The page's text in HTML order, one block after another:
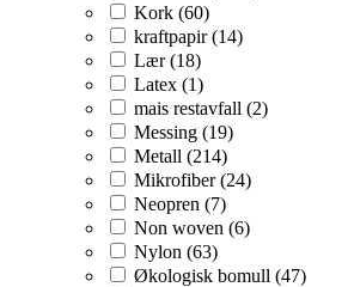
Kork (60)
kraftpapir (14)
Lær (18)
Latex (1)
mais restavfall (2)
Messing (19)
Metall (214)
Mikrofiber (24)
Neopren (7)
Non woven (6)
Nylon (63)
Økologisk bomull (47)